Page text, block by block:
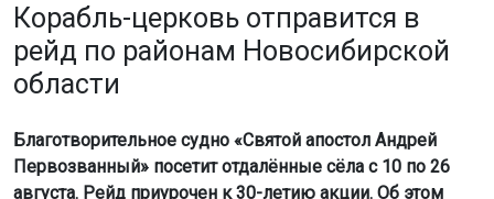
Корабль-церковь отправится в
рейд по районам Новосибирской
области
Благотворительное судно «Святой апостол Андрей
Первозванный» посетит отдалённые сёла с 10 по 26
августа. Рейд приурочен к 30-летию акции. Об этом